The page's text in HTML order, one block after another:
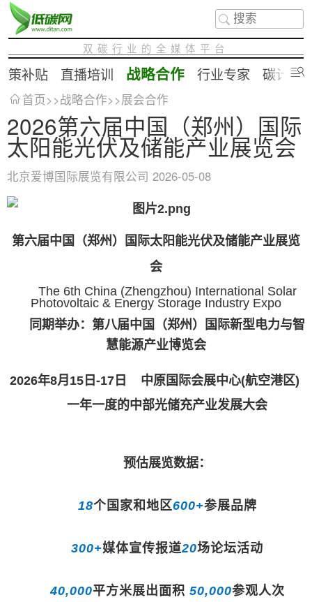
双碳行业的全媒体平台
策补贴 直播培训 战略合作 行业专家 碳计算
首页>>战略合作>>展会合作
2026第六届中国（郑州）国际
太阳能光伏及储能产业展览会
北京爱博国际展览有限公司 2026-05-08
第六届中国（郑州）国际太阳能光伏及储能产业展览
会
The 6th China (Zhengzhou) International Solar
Photovoltaic & Energy Storage Industry Expo
同期举办：第八届中国（郑州）国际新型电力与智
慧能源产业博览会
2026年8月 15日-17日 中原国际会展中心(航空港区)
一年一度的中部光储充产业发展大会
预估展览数据：
18个国家和地区600+参展品牌
300+媒体宣传报道20场论坛活动
40,000平方米展出面积 50,000参观人次